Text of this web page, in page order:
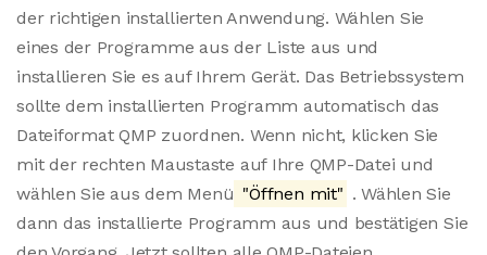
der richtigen installierten Anwendung. Wählen Sie
eines der Programme aus der Liste aus und
installieren Sie es auf Ihrem Gerät. Das Betriebssystem
sollte dem installierten Programm automatisch das
Dateiformat QMP zuordnen. Wenn nicht, klicken Sie
mit der rechten Maustaste auf Ihre QMP-Datei und
wählen Sie aus dem Menü "Öffnen mit" . Wählen Sie
dann das installierte Programm aus und bestätigen Sie